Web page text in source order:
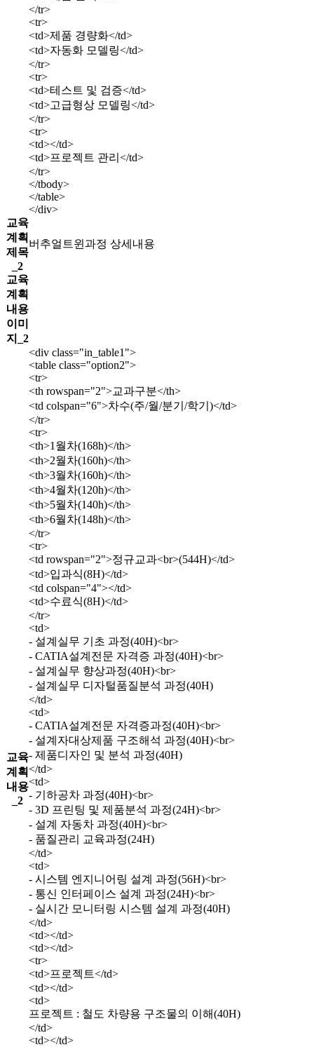
</tr>
<tr>
<td>제품 경량화</td>
<td>자동화 모델링</td>
</tr>
<tr>
<td>테스트 및 검증</td>
<td>고급형상 모델링</td>
</tr>
<tr>
<td></td>
<td>프로젝트 관리</td>
</tr>
</tbody>
</table>
</div>
교육
계획
제목
_2
버추얼트윈과정 상세내용
교육
계획
내용
이미
지_2
교육
계획
내용
_2
<div class="in_table1">
<table class="option2">
<tr>
<th rowspan="2">교과구분</th>
<td colspan="6">차수(주/월/분기/학기)</td>
</tr>
<tr>
<th>1월차(168h)</th>
<th>2월차(160h)</th>
<th>3월차(160h)</th>
<th>4월차(120h)</th>
<th>5월차(140h)</th>
<th>6월차(148h)</th>
</tr>
<tr>
<td rowspan="2">정규교과<br>(544H)</td>
<td>입과식(8H)</td>
<td colspan="4"></td>
<td>수료식(8H)</td>
</tr>
<td>
- 설계실무 기초 과정(40H)<br>
- CATIA설계전문 자격증 과정(40H)<br>
- 설계실무 향상과정(40H)<br>
- 설계실무 디자털품질분석 과정(40H)
</td>
<td>
- CATIA설계전문 자격증과정(40H)<br>
- 설계자대상제품 구조해석 과정(40H)<br>
- 제품디자인 및 분석 과정(40H)
</td>
<td>
- 기하공차 과정(40H)<br>
- 3D 프린팅 및 제품분석 과정(24H)<br>
- 설계 자동차 과정(40H)<br>
- 품질관리 교육과정(24H)
</td>
<td>
- 시스템 엔지니어링 설계 과정(56H)<br>
- 통신 인터페이스 설계 과정(24H)<br>
- 실시간 모니터링 시스템 설계 과정(40H)
</td>
<td></td>
<td></td>
<tr>
<td>프로젝트</td>
<td></td>
<td>
프로젝트 : 철도 차량용 구조물의 이해(40H)
</td>
<td></td>